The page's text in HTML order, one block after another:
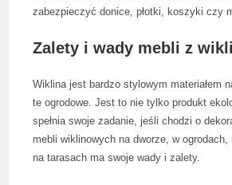
zabezpieczyć donice, płotki, koszyki czy
Zalety i wady mebli z
Wiklina jest bardzo stylowym materiałem
te ogrodowe. Jest to nie tylko produkt
spełnia swoje zadanie, jeśli chodzi o
mebli wiklinowych na dworze, w
na tarasach ma swoje wady i zalety.